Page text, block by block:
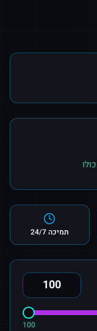
תמיכה 24/7
100